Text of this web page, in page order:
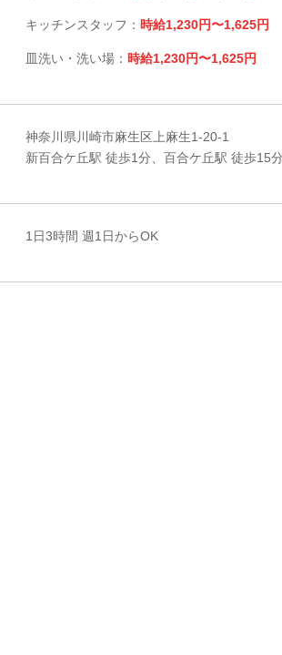
キッチンスタッフ： 時給1,230円〜1,625円
皿洗い・洗い場： 時給1,230円〜1,625円
神奈川県川崎市麻生区上麻生1-20-1
新百合ケ丘駅 徒歩1分、百合ケ丘駅 徒歩15
1日3時間 週1日からOK